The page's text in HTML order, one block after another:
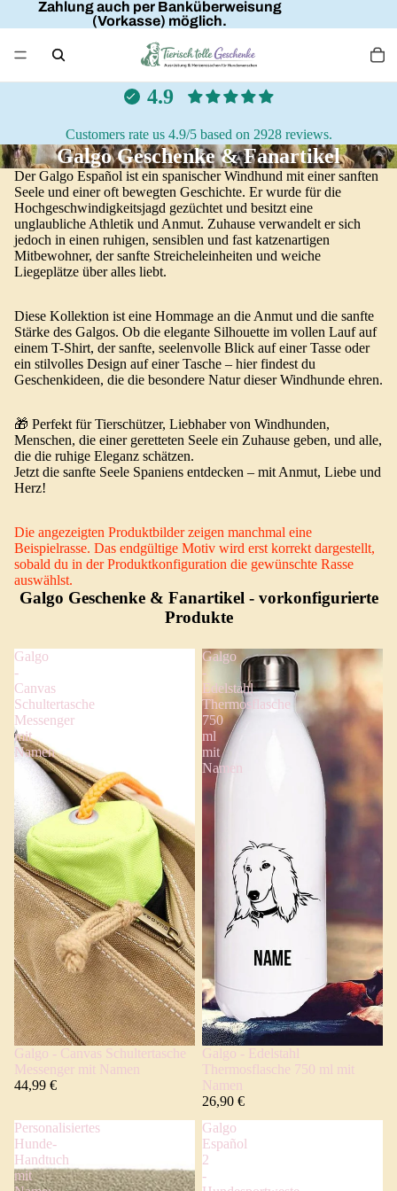
Zahlung auch per Banküberweisung
(Vorkasse) möglich.
4.9
Customers rate us 4.9/5 based on 2928 reviews.
Galgo Geschenke & Fanartikel
Der Galgo Español ist ein spanischer Windhund mit einer sanften
Seele und einer oft bewegten Geschichte. Er wurde für die
Hochgeschwindigkeitsjagd gezüchtet und besitzt eine
unglaubliche Athletik und Anmut. Zuhause verwandelt er sich
jedoch in einen ruhigen, sensiblen und fast katzenartigen
Mitbewohner, der sanfte Streicheleinheiten und weiche
Liegeplätze über alles liebt.
Diese Kollektion ist eine Hommage an die Anmut und die sanfte
Stärke des Galgos. Ob die elegante Silhouette im vollen Lauf auf
einem T-Shirt, der sanfte, seelenvolle Blick auf einer Tasse oder
ein stilvolles Design auf einer Tasche – hier findest du
Geschenkideen, die die besondere Natur dieser Windhunde ehren.
🎁 Perfekt für Tierschützer, Liebhaber von Windhunden,
Menschen, die einer geretteten Seele ein Zuhause geben, und alle,
die die ruhige Eleganz schätzen.
Jetzt die sanfte Seele Spaniens entdecken – mit Anmut, Liebe und
Herz!
Die angezeigten Produktbilder zeigen manchmal eine
Beispielrasse. Das endgültige Motiv wird erst korrekt dargestellt,
sobald du in der Produktkonfiguration die gewünschte Rasse
auswählst.
Galgo Geschenke & Fanartikel - vorkonfigurierte
Produkte
Galgo
-
Canvas
Schultertasche
Messenger
mit
Namen
Galgo - Canvas Schultertasche
Messenger mit Namen
44,99 €
Galgo
-
Edelstahl
Thermosflasche
750
ml
mit
Namen
Galgo - Edelstahl
Thermosflasche 750 ml mit
Namen
26,90 €
Personalisiertes
Hunde-
Handtuch
mit
Galgo
Español
2
-